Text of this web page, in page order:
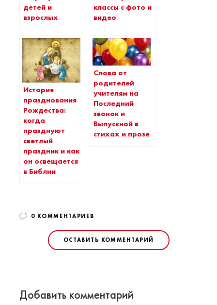
детей и
взрослых
классы с фото и
видео
История
празднования
Рождества:
когда
празднуют
светлый
праздник и как
он освещается
в Библии
Слова от
родителей
учителям на
Последний
звонок и
Выпускной в
стихах и прозе
0 КОММЕНТАРИЕВ
ОСТАВИТЬ КОММЕНТАРИЙ
Добавить комментарий